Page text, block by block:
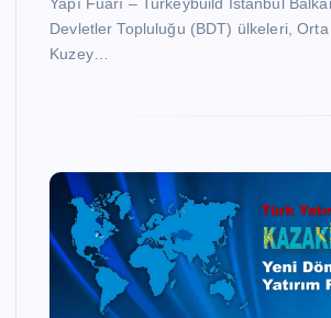
Yapı Fuarı – Turkeybuild İstanbul
Devletler Topluluğu (BDT) ülkeleri,
Kuzey…